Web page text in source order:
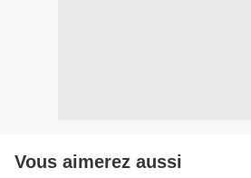
Vous aimerez aussi